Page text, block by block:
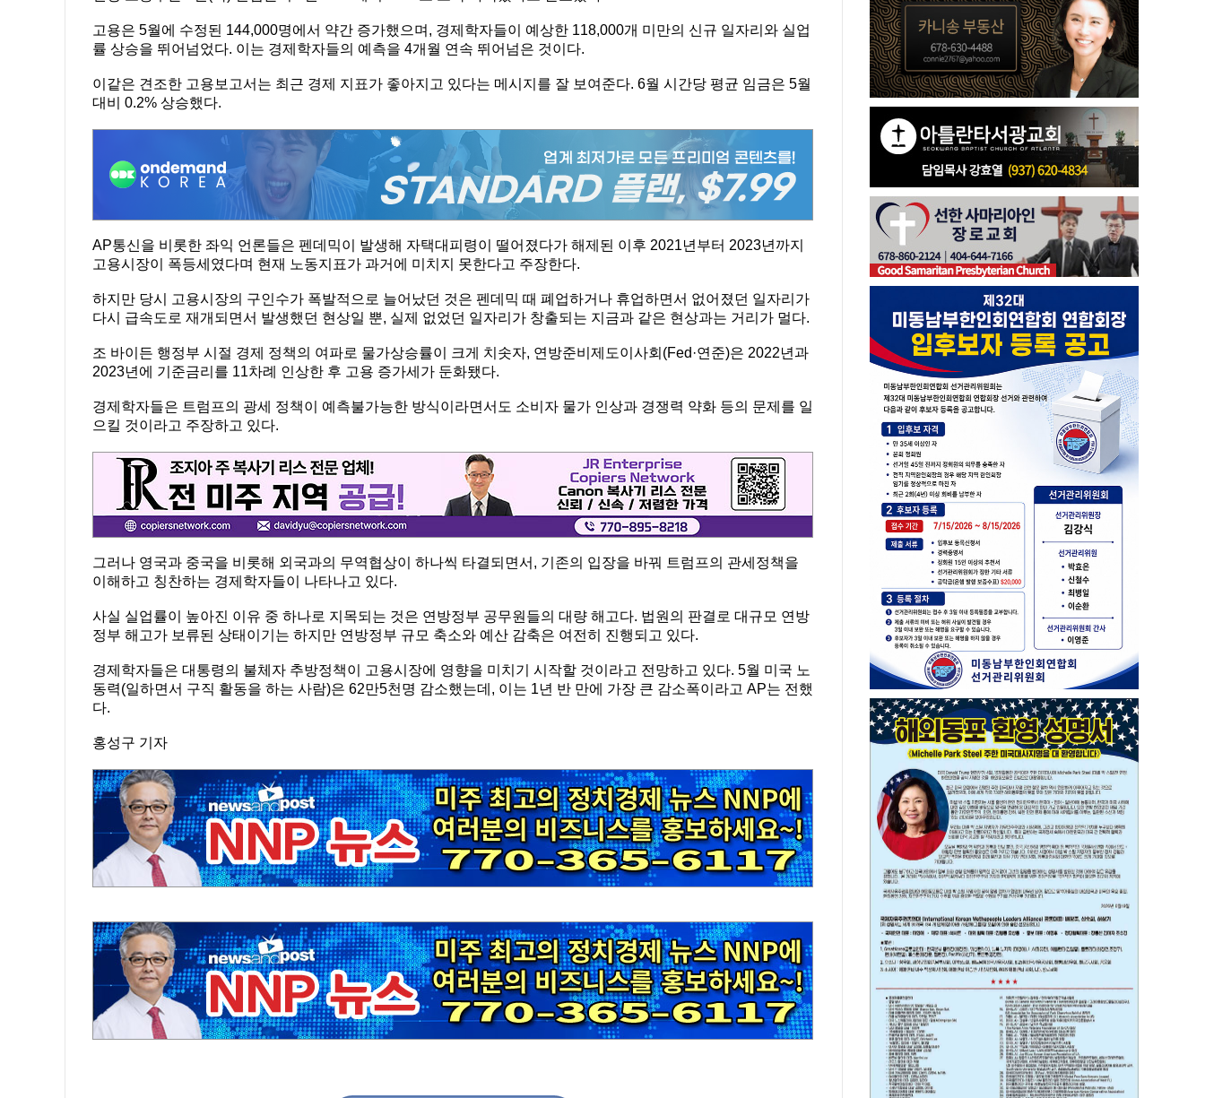
고용은 5월에 수정된 144,000명에서 약간 증가했으며, 경제학자들이 예상한 118,000개 미만의 신규 일자리와 실업
률 상승을 뛰어넘었다. 이는 경제학자들의 예측을 4개월 연속 뛰어넘은 것이다.
이같은 견조한 고용보고서는 최근 경제 지표가 좋아지고 있다는 메시지를 잘 보여준다. 6월 시간당 평균 임금은 5월
대비 0.2% 상승했다.
AP통신을 비롯한 좌익 언론들은 펜데믹이 발생해 자택대피령이 떨어졌다가 해제된 이후 2021년부터 2023년까지
고용시장이 폭등세였다며 현재 노동지표가 과거에 미치지 못한다고 주장한다.
하지만 당시 고용시장의 구인수가 폭발적으로 늘어났던 것은 펜데믹 때 폐업하거나 휴업하면서 없어졌던 일자리가
다시 급속도로 재개되면서 발생했던 현상일 뿐, 실제 없었던 일자리가 창출되는 지금과 같은 현상과는 거리가 멀다.
조 바이든 행정부 시절 경제 정책의 여파로 물가상승률이 크게 치솟자, 연방준비제도이사회(Fed·연준)은 2022년과
2023년에 기준금리를 11차례 인상한 후 고용 증가세가 둔화됐다.
경제학자들은 트럼프의 광세 정책이 예측불가능한 방식이라면서도 소비자 물가 인상과 경쟁력 약화 등의 문제를 일
으킬 것이라고 주장하고 있다.
그러나 영국과 중국을 비롯해 외국과의 무역협상이 하나씩 타결되면서, 기존의 입장을 바꿔 트럼프의 관세정책을
이해하고 칭찬하는 경제학자들이 나타나고 있다.
사실 실업률이 높아진 이유 중 하나로 지목되는 것은 연방정부 공무원들의 대량 해고다. 법원의 판결로 대규모 연방
정부 해고가 보류된 상태이기는 하지만 연방정부 규모 축소와 예산 감축은 여전히 진행되고 있다.
경제학자들은 대통령의 불체자 추방정책이 고용시장에 영향을 미치기 시작할 것이라고 전망하고 있다. 5월 미국 노
동력(일하면서 구직 활동을 하는 사람)은 62만5천명 감소했는데, 이는 1년 반 만에 가장 큰 감소폭이라고 AP는 전했
다.
홍성구 기자